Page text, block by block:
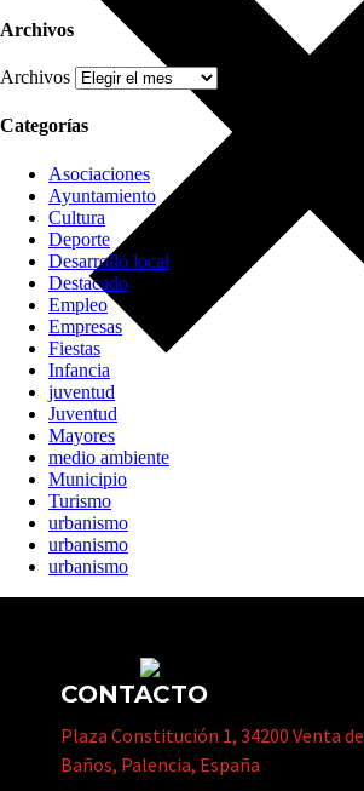
Archivos
Archivos
Categorías
Asociaciones
Ayuntamiento
Cultura
Deporte
Desarrollo local
Destacado
Empleo
Empresas
Fiestas
Infancia
juventud
Juventud
Mayores
medio ambiente
Municipio
Turismo
urbanismo
urbanismo
urbanismo
CONTACTO
Plaza Constitución 1, 34200 Venta de
Baños, Palencia, España